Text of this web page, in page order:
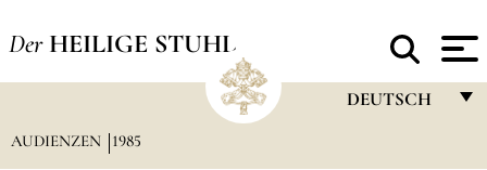
Der HEILIGE STUHL
DEUTSCH
AUDIENZEN 1985